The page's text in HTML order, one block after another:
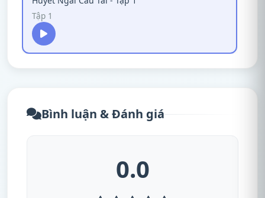
Tập 1
Bình luận & Đánh giá
0.0